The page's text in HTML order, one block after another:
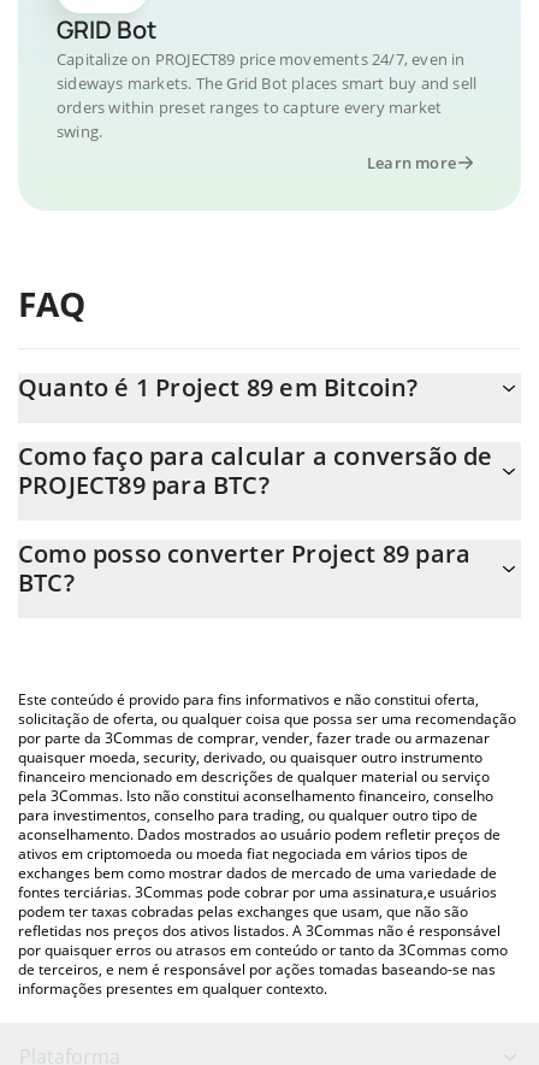
GRID Bot
Capitalize on PROJECT89 price movements 24/7, even in
sideways markets. The Grid Bot places smart buy and sell
orders within preset ranges to capture every market
swing.
Learn more
FAQ
Quanto é 1 Project 89 em Bitcoin?
Neste momento, 1 Project 89 equivale a 6.162e-9 BTC
Como faço para calcular a conversão de
PROJECT89 para BTC?
preço de conversão do PROJECT89 para BTC simplesmente
inserindo a quantidade de Project 89 no campo correspondente
acima para verificar o último preço de Project 89 nas principais
moedas fiat e criptográficas.
Como posso converter Project 89 para
BTC?
Este conteúdo é provido para fins informativos e não constitui oferta,
solicitação de oferta, ou qualquer coisa que possa ser uma recomendação
por parte da 3Commas de comprar, vender, fazer trade ou armazenar
quaisquer moeda, security, derivado, ou quaisquer outro instrumento
financeiro mencionado em descrições de qualquer material ou serviço
pela 3Commas. Isto não constitui aconselhamento financeiro, conselho
para investimentos, conselho para trading, ou qualquer outro tipo de
aconselhamento. Dados mostrados ao usuário podem refletir preços de
ativos em criptomoeda ou moeda fiat negociada em vários tipos de
exchanges bem como mostrar dados de mercado de uma variedade de
fontes terciárias. 3Commas pode cobrar por uma assinatura,e usuários
podem ter taxas cobradas pelas exchanges que usam, que não são
refletidas nos preços dos ativos listados. A 3Commas não é responsável
por quaisquer erros ou atrasos em conteúdo or tanto da 3Commas como
de terceiros, e nem é responsável por ações tomadas baseando-se nas
informações presentes em qualquer contexto.
Plataforma